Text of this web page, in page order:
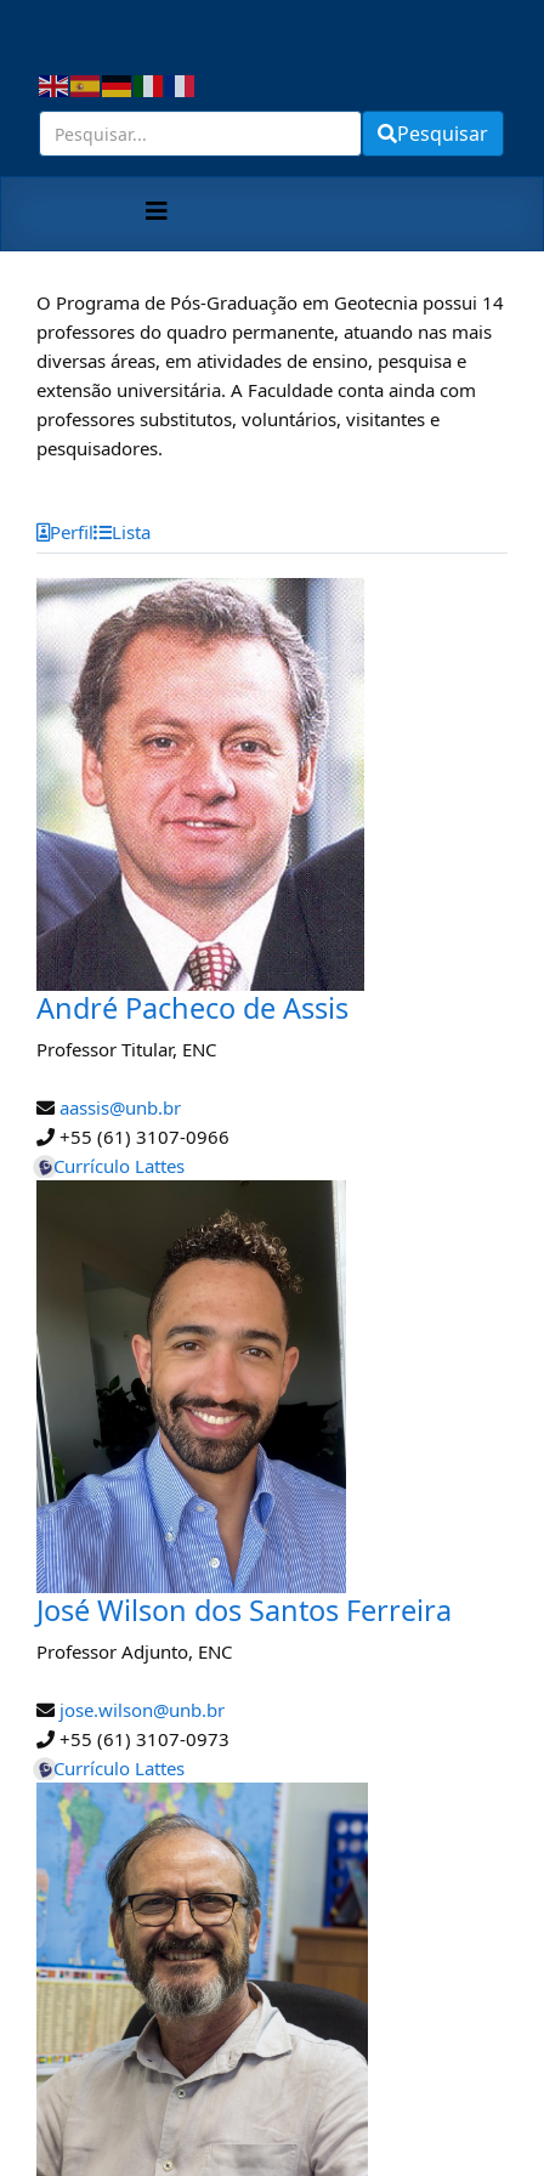
Pesquisar
O Programa de Pós-Graduação em Geotecnia possui 14
professores do quadro permanente, atuando nas mais
diversas áreas, em atividades de ensino, pesquisa e
extensão universitária. A Faculdade conta ainda com
professores substitutos, voluntários, visitantes e
pesquisadores.
Perfil Lista
André Pacheco de Assis
Professor Titular, ENC
aassis@unb.br
+55 (61) 3107-0966
Currículo Lattes
José Wilson dos Santos Ferreira
Professor Adjunto, ENC
jose.wilson@unb.br
+55 (61) 3107-0973
Currículo Lattes